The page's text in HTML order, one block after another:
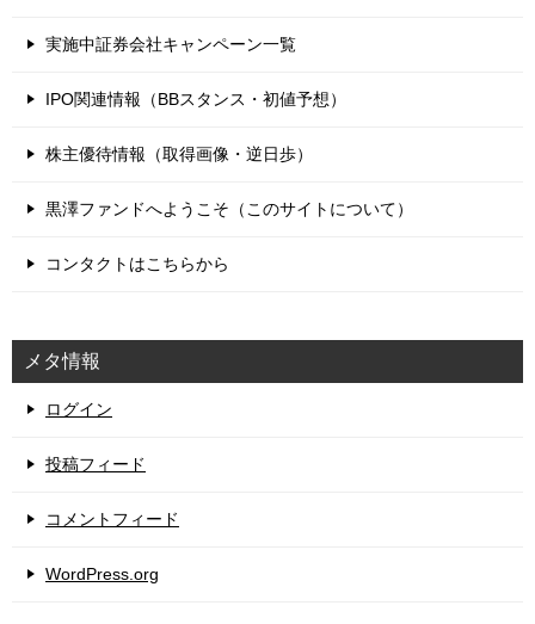
実施中証券会社キャンペーン一覧
IPO関連情報（BBスタンス・初値予想）
株主優待情報（取得画像・逆日歩）
黒澤ファンドへようこそ（このサイトについて）
コンタクトはこちらから
メタ情報
ログイン
投稿フィード
コメントフィード
WordPress.org